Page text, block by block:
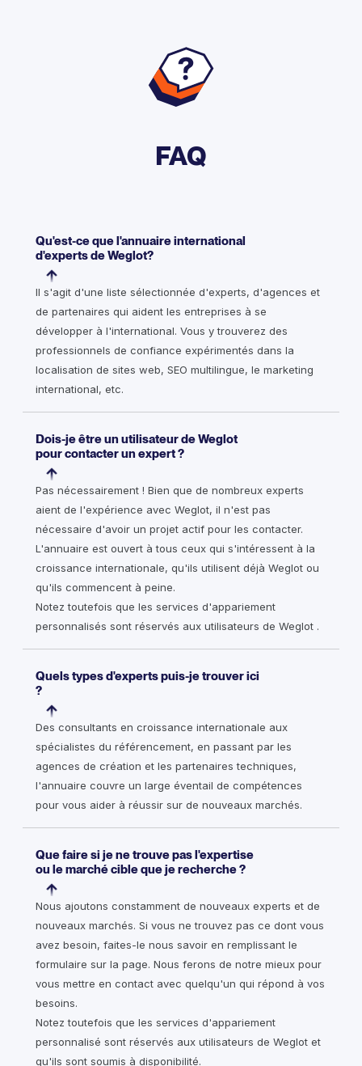
FAQ
Qu'est-ce que l'annuaire international
d'experts de Weglot?
Il s'agit d'une liste sélectionnée d'experts, d'agences et
de partenaires qui aident les entreprises à se
développer à l'international. Vous y trouverez des
professionnels de confiance expérimentés dans la
localisation de sites web, SEO multilingue, le marketing
international, etc.
Dois-je être un utilisateur de Weglot
pour contacter un expert ?
Pas nécessairement ! Bien que de nombreux experts
aient de l'expérience avec Weglot, il n'est pas
nécessaire d'avoir un projet actif pour les contacter.
L'annuaire est ouvert à tous ceux qui s'intéressent à la
croissance internationale, qu'ils utilisent déjà Weglot ou
qu'ils commencent à peine.
Notez toutefois que les services d'appariement
personnalisés sont réservés aux utilisateurs de Weglot .
Quels types d'experts puis-je trouver ici
?
Des consultants en croissance internationale aux
spécialistes du référencement, en passant par les
agences de création et les partenaires techniques,
l'annuaire couvre un large éventail de compétences
pour vous aider à réussir sur de nouveaux marchés.
Que faire si je ne trouve pas l'expertise
ou le marché cible que je recherche ?
Nous ajoutons constamment de nouveaux experts et de
nouveaux marchés. Si vous ne trouvez pas ce dont vous
avez besoin, faites-le nous savoir en remplissant le
formulaire sur la page. Nous ferons de notre mieux pour
vous mettre en contact avec quelqu'un qui répond à vos
besoins.
Notez toutefois que les services d'appariement
personnalisé sont réservés aux utilisateurs de Weglot et
qu'ils sont soumis à disponibilité.